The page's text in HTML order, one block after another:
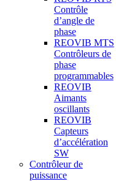
Contrôle
d’angle de
phase
REOVIB MTS
Contrôleurs de
phase
programmables
REOVIB
Aimants
oscillants
REOVIB
Capteurs
d’accélération
SW
Contrôleur de
puissance